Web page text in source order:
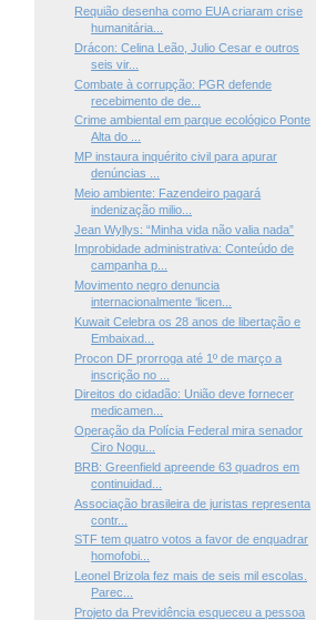
Requião desenha como EUA criaram crise
humanitária...
Drácon: Celina Leão, Julio Cesar e outros
seis vir...
Combate à corrupção: PGR defende
recebimento de de...
Crime ambiental em parque ecológico Ponte
Alta do ...
MP instaura inquérito civil para apurar
denúncias ...
Meio ambiente: Fazendeiro pagará
indenização milio...
Jean Wyllys: “Minha vida não valia nada”
Improbidade administrativa: Conteúdo de
campanha p...
Movimento negro denuncia
internacionalmente ‘licen...
Kuwait Celebra os 28 anos de libertação e
Embaixad...
Procon DF prorroga até 1º de março a
inscrição no ...
Direitos do cidadão: União deve fornecer
medicamen...
Operação da Polícia Federal mira senador
Ciro Nogu...
BRB: Greenfield apreende 63 quadros em
continuidad...
Associação brasileira de juristas representa
contr...
STF tem quatro votos a favor de enquadrar
homofobi...
Leonel Brizola fez mais de seis mil escolas.
Parec...
Projeto da Previdência esqueceu a pessoa